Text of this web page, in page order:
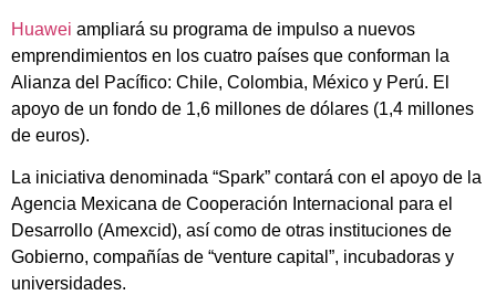
Huawei ampliará su programa de impulso a nuevos
emprendimientos en los cuatro países que conforman la
Alianza del Pacífico: Chile, Colombia, México y Perú. El
apoyo de un fondo de 1,6 millones de dólares (1,4 millones
de euros).
La iniciativa denominada “Spark” contará con el apoyo de la
Agencia Mexicana de Cooperación Internacional para el
Desarrollo (Amexcid), así como de otras instituciones de
Gobierno, compañías de “venture capital”, incubadoras y
universidades.